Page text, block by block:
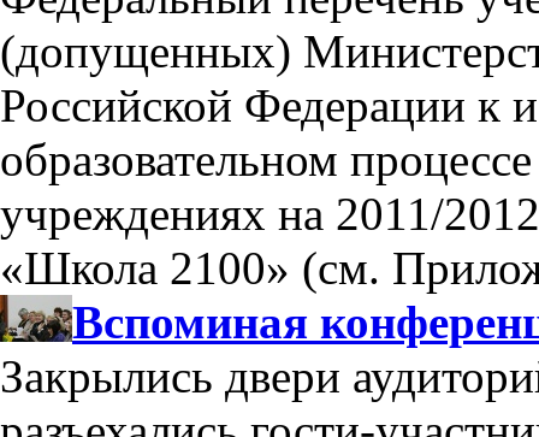
(допущенных)
Российской Федерации к
образовательном
учреждениях на 2011/
«Школа 2100» (см.
Вспоминая
Закрылись двери